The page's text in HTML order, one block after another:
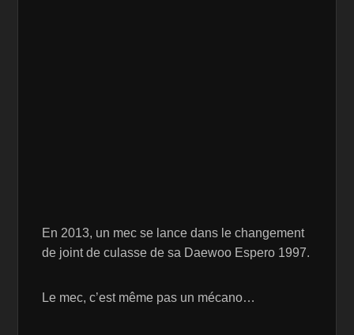
En 2013, un mec se lance dans le changement
de joint de culasse de sa Daewoo Espero 1997.
Le mec, c’est même pas un mécano…